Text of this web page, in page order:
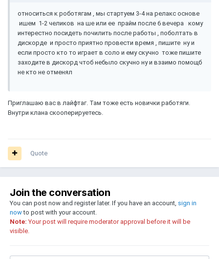
относиться к роботягам , мы стартуем 3-4 на релакс основе
ишем 1-2 челиков на ше или ее прайм после 6 вечера кому
интерестно посидеть почилить после работы , поболтать в
дискорде и просто приятно провести время , пишите ну и
если просто кто то играет в соло и ему скучно тоже пишите
заходите в дискорд чтоб небыло скучно ну и взаимо помощб
не кто не отменял
Приглашаю вас в лайфтаг. Там тоже есть новички работяги.
Внутри клана скооперируетесь.
Quote
Join the conversation
You can post now and register later. If you have an account, sign in
nowto post with your account.
Note: Your post will require moderator approval before it will be
visible.